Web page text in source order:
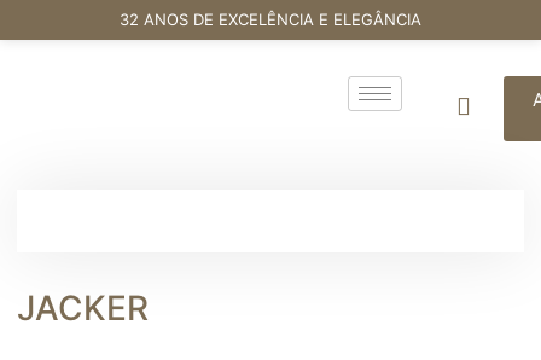
32 ANOS DE EXCELÊNCIA E ELEGÂNCIA
JACKER